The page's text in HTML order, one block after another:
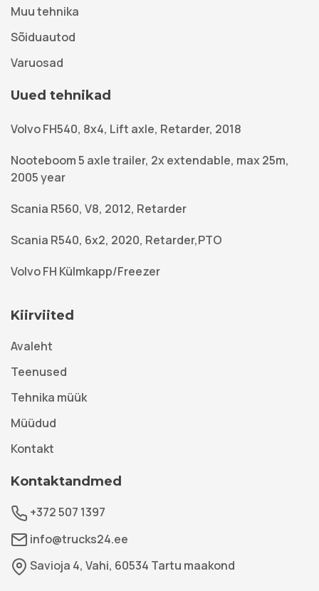
Muu tehnika
Sõiduautod
Varuosad
Uued tehnikad
Volvo FH540, 8x4, Lift axle, Retarder, 2018
Nooteboom 5 axle trailer, 2x extendable, max 25m,
2005 year
Scania R560, V8, 2012, Retarder
Scania R540, 6x2, 2020, Retarder,PTO
Volvo FH Külmkapp/Freezer
Kiirviited
Avaleht
Teenused
Tehnika müük
Müüdud
Kontakt
Kontaktandmed
+372 507 1397
info@trucks24.ee
Savioja 4, Vahi, 60534 Tartu maakond